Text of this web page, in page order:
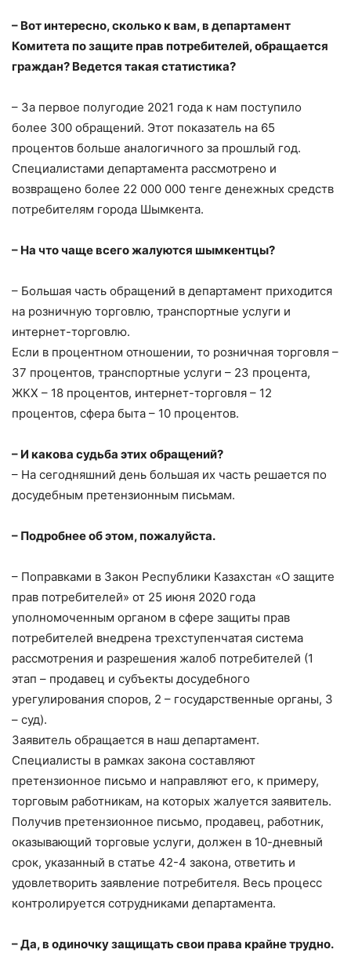
– Вот интересно, сколько к вам, в департамент
Комитета по защите прав потребителей, обращается
граждан? Ведется такая статистика?
– За первое полугодие 2021 года к нам поступило
более 300 обращений. Этот показатель на 65
процентов больше аналогичного за прошлый год.
Специалистами департамента рассмотрено и
возвращено более 22 000 000 тенге денежных средств
потребителям города Шымкента.
– На что чаще всего жалуются шымкентцы?
– Большая часть обращений в департамент приходится
на розничную торговлю, транспортные услуги и
интернет-торговлю.
Если в процентном отношении, то розничная торговля –
37 процентов, транспортные услуги – 23 процента,
ЖКХ – 18 процентов, интернет-торговля – 12
процентов, сфера быта – 10 процентов.
– И какова судьба этих обращений?
– На сегодняшний день большая их часть решается по
досудебным претензионным письмам.
– Подробнее об этом, пожалуйста.
– Поправками в Закон Республики Казахстан «О защите
прав потребителей» от 25 июня 2020 года
уполномоченным органом в сфере защиты прав
потребителей внедрена трехступенчатая система
рассмотрения и разрешения жалоб потребителей (1
этап – продавец и субъекты досудебного
урегулирования споров, 2 – государственные органы, 3
– суд).
Заявитель обращается в наш департамент.
Специалисты в рамках закона составляют
претензионное письмо и направляют его, к примеру,
торговым работникам, на которых жалуется заявитель.
Получив претензионное письмо, продавец, работник,
оказывающий торговые услуги, должен в 10-дневный
срок, указанный в статье 42-4 закона, ответить и
удовлетворить заявление потребителя. Весь процесс
контролируется сотрудниками департамента.
– Да, в одиночку защищать свои права крайне трудно.